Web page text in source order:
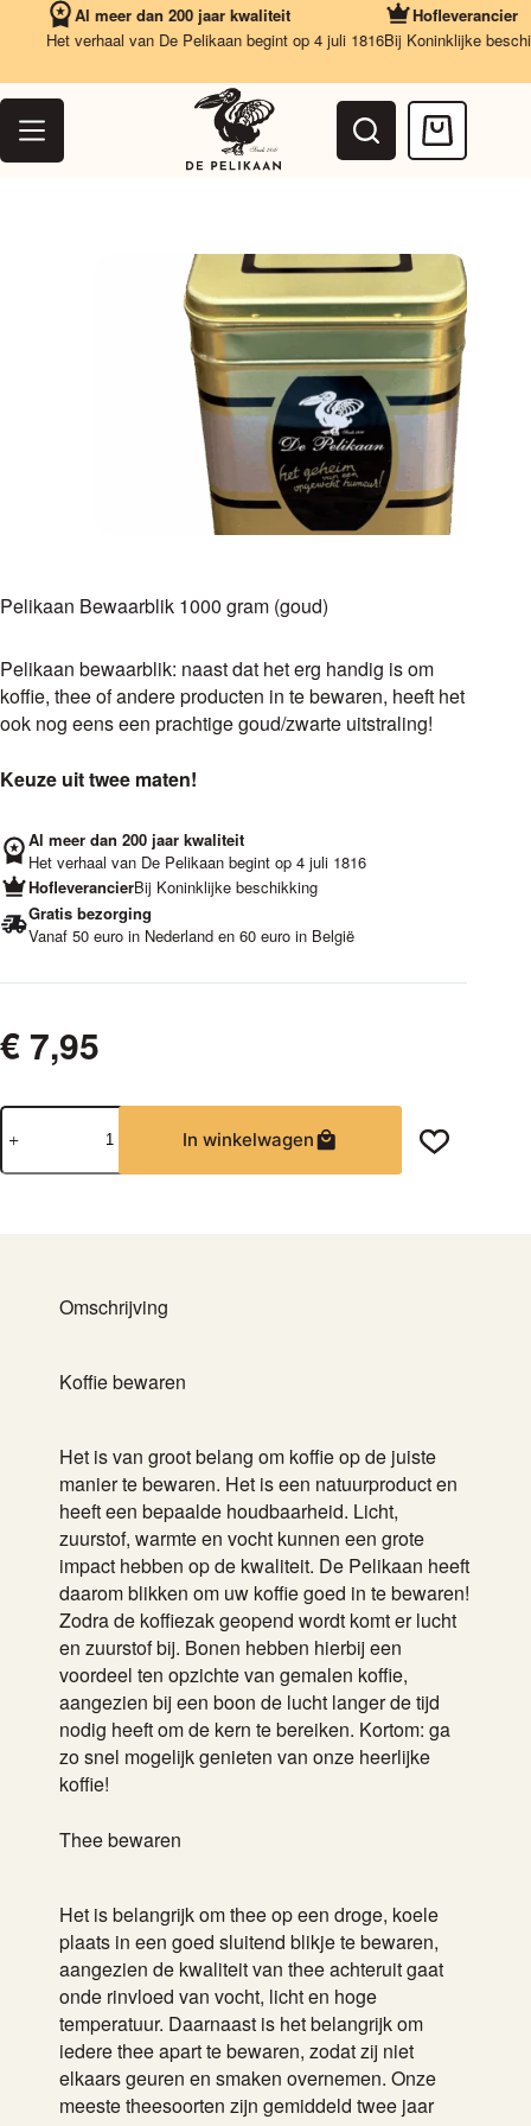
inhoud
Al meer dan 200 jaar kwaliteit
Het verhaal van De Pelikaan begint op 4 juli 1816
Hofleverancier
Bij Koninklijke
Pelikaan Bewaarblik 1000 gram (goud)
Pelikaan bewaarblik: naast dat het erg handig is om
koffie, thee of andere producten in te bewaren, heeft het
ook nog eens een prachtige goud/zwarte uitstraling!
Keuze uit twee maten!
Al meer dan 200 jaar kwaliteit
Het verhaal van De Pelikaan begint op 4 juli 1816
HofleverancierBij Koninklijke beschikking
Gratis bezorging
Vanaf 50 euro in Nederland en 60 euro in België
€7,95
Pelikaan
Bewaarblik
1000
In winkelwagen
Omschrijving
Koffie bewaren
Het is van groot belang om koffie op de juiste
manier te bewaren. Het is een natuurproduct en
heeft een bepaalde houdbaarheid. Licht,
zuurstof, warmte en vocht kunnen een grote
impact hebben op de kwaliteit. De Pelikaan heeft
daarom blikken om uw koffie goed in te bewaren!
Zodra de koffiezak geopend wordt komt er lucht
en zuurstof bij. Bonen hebben hierbij een
voordeel ten opzichte van gemalen koffie,
aangezien bij een boon de lucht langer de tijd
nodig heeft om de kern te bereiken. Kortom: ga
zo snel mogelijk genieten van onze heerlijke
koffie!
Thee bewaren
Het is belangrijk om thee op een droge, koele
plaats in een goed sluitend blikje te bewaren,
aangezien de kwaliteit van thee achteruit gaat
onde rinvloed van vocht, licht en hoge
temperatuur. Daarnaast is het belangrijk om
iedere thee apart te bewaren, zodat zij niet
elkaars geuren en smaken overnemen. Onze
meeste theesoorten zijn gemiddeld twee jaar